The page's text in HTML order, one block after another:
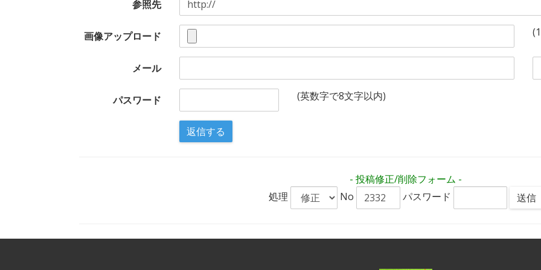
参照先
画像アップロード
メール
パスワード (英数字で8文字以内)
- 投稿修正/削除フォーム -
処理
No パスワード